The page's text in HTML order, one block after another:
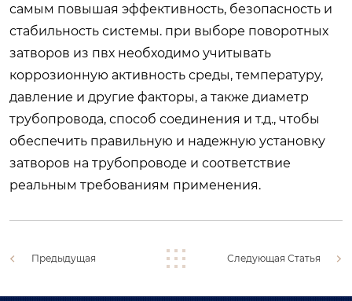
самым повышая эффективность, безопасность и
стабильность системы. при выборе поворотных
затворов из пвх необходимо учитывать
коррозионную активность среды, температуру,
давление и другие факторы, а также диаметр
трубопровода, способ соединения и т.д., чтобы
обеспечить правильную и надежную установку
затворов на трубопроводе и соответствие
реальным требованиям применения.
Предыдущая Следующая Статья